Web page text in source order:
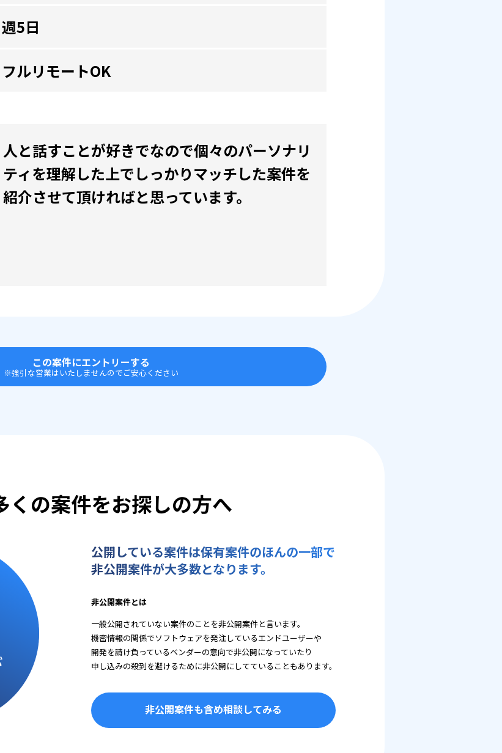
週5日
フルリモートOK
人と話すことが好きでなので個々のパーソナリ
ティを理解した上でしっかりマッチした案件を
紹介させて頂ければと思っています。
この案件にエントリーする
※強引な営業はいたしませんのでご安心ください
くの案件をお探しの方へ
公開している案件は保有案件のほんの一部で
非公開案件が大多数となります。
非公開案件とは
一般公開されていない案件のことを非公開案件と言います。
機密情報の関係でソフトウェアを発注しているエンドユーザーや
開発を請け負っているベンダーの意向で非公開になっていたり
申し込みの殺到を避けるために非公開にしてていることもあります。
非公開案件も含め相談してみる